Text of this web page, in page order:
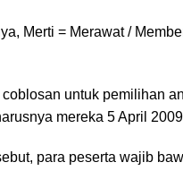
Merti = Merawat /
untuk pemilihan
mereka 5 April
para peserta wajib